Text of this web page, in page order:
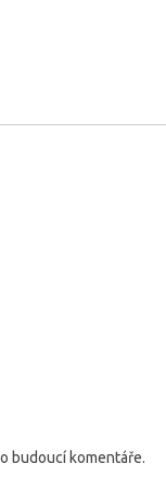
budoucí komentáře.